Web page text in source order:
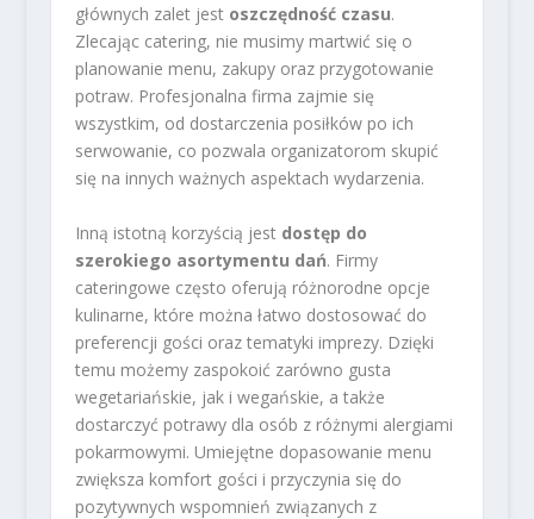
głównych zalet jest oszczędność czasu.
Zlecając catering, nie musimy martwić się o
planowanie menu, zakupy oraz przygotowanie
potraw. Profesjonalna firma zajmie się
wszystkim, od dostarczenia posiłków po ich
serwowanie, co pozwala organizatorom skupić
się na innych ważnych aspektach wydarzenia.
Inną istotną korzyścią jest dostęp do
szerokiego asortymentu dań. Firmy
cateringowe często oferują różnorodne opcje
kulinarne, które można łatwo dostosować do
preferencji gości oraz tematyki imprezy. Dzięki
temu możemy zaspokoić zarówno gusta
wegetariańskie, jak i wegańskie, a także
dostarczyć potrawy dla osób z różnymi alergiami
pokarmowymi. Umiejętne dopasowanie menu
zwiększa komfort gości i przyczynia się do
pozytywnych wspomnień związanych z